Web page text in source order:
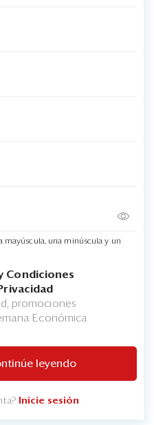
mayúscula, una minúscula y un
Condiciones
promociones
Económica
leyendo
Inicie sesión